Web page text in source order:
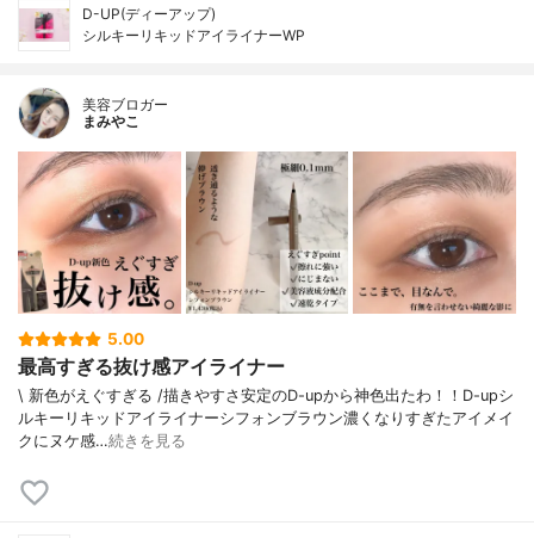
D-UP(ディーアップ)
シルキーリキッドアイライナーWP
美容ブロガー
まみやこ
5.00
最高すぎる抜け感アイライナー
\ 新色がえぐすぎる /⁡描きやすさ安定のD-upから神色出たわ！！⁡⁡D-upシ
ルキーリキッドアイライナーシフォンブラウン⁡⁡濃くなりすぎたアイメイ
クにヌケ感…続きを見る